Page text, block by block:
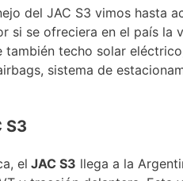
del JAC S3 vimos hasta
si se ofreciera en el país
también techo solar
sistema de
S3
el JAC S3 llega a la